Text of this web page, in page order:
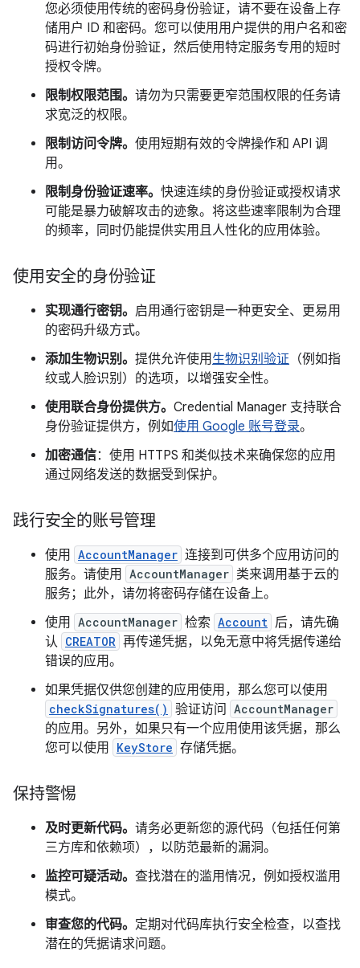
您必须使用传统的密码身份验证，请不要在设备上存
储用户 ID 和密码。您可以使用用户提供的用户名和密
码进行初始身份验证，然后使用特定服务专用的短时
授权令牌。
限制权限范围。 请勿为只需要更窄范围权限的任务请
求宽泛的权限。
限制访问令牌。 使用短期有效的令牌操作和 API 调
用。
限制身份验证速率。 快速连续的身份验证或授权请求
可能是暴力破解攻击的迹象。将这些速率限制为合理
的频率，同时仍能提供实用且人性化的应用体验。
使用安全的身份验证
实现通行密钥。 启用通行密钥是一种更安全、更易用
的密码升级方式。
添加生物识别。 提供允许使用生物识别验证 （例如指
纹或人脸识别）的选项，以增强安全性。
使用联合身份提供方。 Credential Manager 支持联合
身份验证提供方，例如使用 Google 账号登录。
加密通信：使用 HTTPS 和类似技术来确保您的应用
通过网络发送的数据受到保护。
践行安全的账号管理
使用 AccountManager 连接到可供多个应用访问的
服务。请使用
AccountManager 类来调用基于云的
服务；此外，请勿将密码存储在设备上。
使用
AccountManager 检索 Account 后，请先确
认 CREATOR 再传递凭据，以免无意中将凭据传递给
错误的应用。
如果凭据仅供您创建的应用使用，那么您可以使用
checkSignatures() 验证访问 AccountManager
的应用。另外，如果只有一个应用使用该凭据，那么
您可以使用
KeyStore 存储凭据。
保持警惕
及时更新代码。 请务必更新您的源代码（包括任何第
三方库和依赖项），以防范最新的漏洞。
监控可疑活动。 查找潜在的滥用情况，例如授权滥用
模式。
审查您的代码。 定期对代码库执行安全检查，以查找
潜在的凭据请求问题。